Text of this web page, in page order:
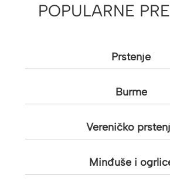
POPULARNE
Prstenje
Burme
Vereničko
Minđuše i